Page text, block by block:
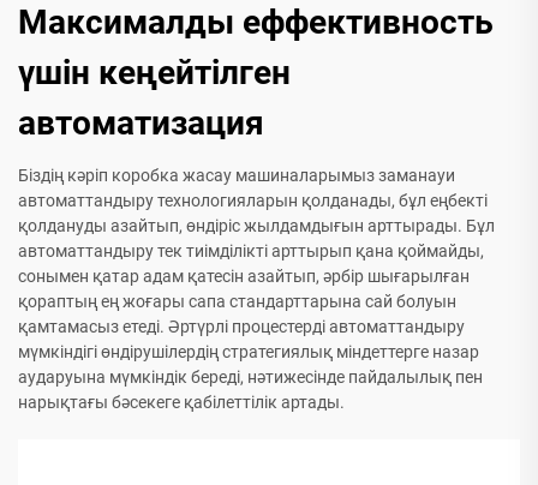
Максималды еффективность
үшін кеңейтілген
автоматизация
Біздің кәріп коробка жасау машиналарымыз заманауи
автоматтандыру технологияларын қолданады, бұл еңбекті
қолдануды азайтып, өндіріс жылдамдығын арттырады. Бұл
автоматтандыру тек тиімділікті арттырып қана қоймайды,
сонымен қатар адам қатесін азайтып, әрбір шығарылған
қораптың ең жоғары сапа стандарттарына сай болуын
қамтамасыз етеді. Әртүрлі процестерді автоматтандыру
мүмкіндігі өндірушілердің стратегиялық міндеттерге назар
аударуына мүмкіндік береді, нәтижесінде пайдалылық пен
нарықтағы бәсекеге қабілеттілік артады.